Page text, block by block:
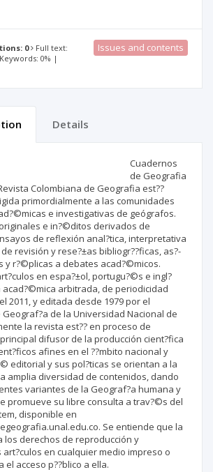
0
Full text:
0% |
Issues and contents
Details
Cuadernos
de Geografia
Colombiana de Geografia est??
primordialmente a las comunidades
e investigativas de geógrafos.
e in?©ditos derivados de
de reflexión anal?­tica, interpretativa
revisión y rese?±as bibliogr??ficas, as?­
y r?©plicas a debates acad?©micos.
en espa?±ol, portugu?©s e ingl?
arbitrada, de periodicidad
2011, y editada desde 1979 por el
de la Universidad Nacional de
la revista est?? en proceso de
difusor de la producción cient?­fica
afines en el ??mbito nacional y
editorial y sus pol?­ticas se orientan a la
amplia diversidad de contenidos, dando
variantes de la Geograf?­a humana y
promueve su libre consulta a trav?©s del
disponible en
Se entiende que la
los derechos de reproducción y
en cualquier medio impreso o
el acceso p??blico a ella.